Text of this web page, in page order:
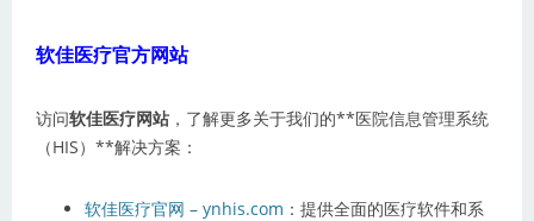
软佳医疗官方网站
访问软佳医疗网站 ，了解更多关于我们的**医院信息管理系统
（HIS）**解决方案：
软佳医疗官网 – ynhis.com ：提供全面的医疗软件和系